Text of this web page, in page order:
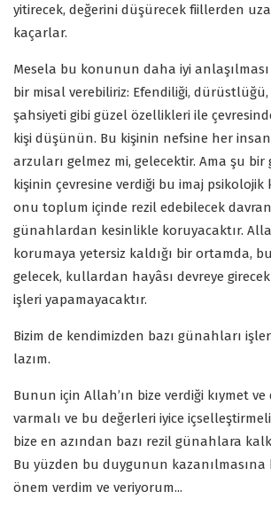
yitirecek, değerini düşürecek fiillerden
kaçarlar.
Mesela bu konunun daha iyi anlaşılması
bir misal verebiliriz: Efendiliği, dürüstlüğü,
şahsiyeti gibi güzel özellikleri ile
kişi düşünün. Bu kişinin nefsine her
arzuları gelmez mi, gelecektir. Ama şu bir
kişinin çevresine verdiği bu imaj
onu toplum içinde rezil edebilecek
günahlardan kesinlikle koruyacaktır.
korumaya yetersiz kaldığı bir ortamda,
gelecek, kullardan hayâsı devreye
işleri yapamayacaktır.
Bizim de kendimizden bazı günahları
lazım.
Bunun için Allah’ın bize verdiği kıymet
varmalı ve bu değerleri iyice
bize en azından bazı rezil günahlara
Bu yüzden bu duygunun kazanılmasına
önem verdim ve veriyorum...